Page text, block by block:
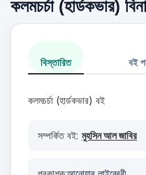
কলমচর্চা (হার্ডকভার)
বিস্তারিত বই
কলমচর্চা (হার্ডকভার) বই
সম্পর্কিত বই: মুহসিন আল জাবির